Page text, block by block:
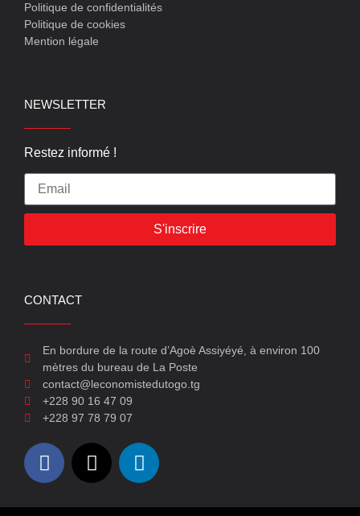
Politique de confidentialités
Politique de cookies
Mention légale
NEWSLETTER
Restez informé !
S'inscrire
CONTACT
En bordure de la route d’Agoè Assiyéyé, à environ 100
mètres du bureau de La Poste
contact@leconomistedutogo.tg
+228 90 16 47 09
+228 97 78 79 07